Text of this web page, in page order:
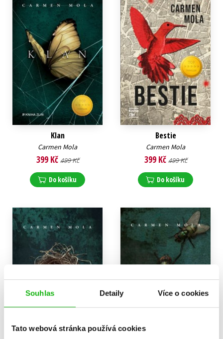
Souhlas Detaily Více o cookies
Tato webová stránka používá cookies
Klan
Carmen Mola
399 Kč 499 Kč
Do košíku
Bestie
Carmen Mola
399 Kč 499 Kč
Do košíku